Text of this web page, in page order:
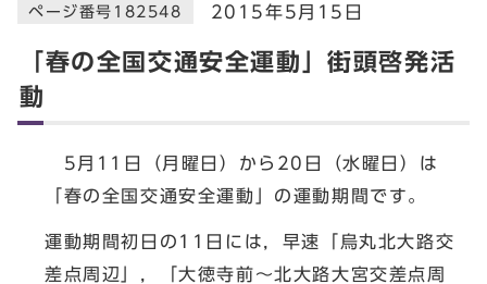
ページ番号182548 2015年5月15日
「春の全国交通安全運動」街頭啓発活
動
5月11日（月曜日）から20日（水曜日）は
「春の全国交通安全運動」の運動期間です。
運動期間初日の11日には，早速「烏丸北大路交
差点周辺」，「大徳寺前～北大路大宮交差点周